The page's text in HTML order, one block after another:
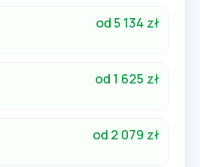
od 5 134 zł
od 1 625 zł
od 2 079 zł